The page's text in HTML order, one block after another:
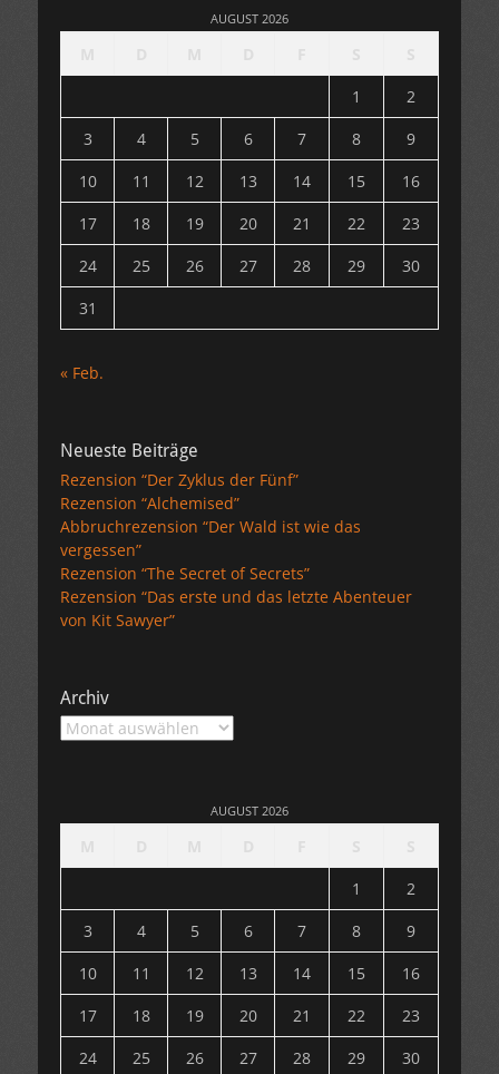
AUGUST 2026
1
2
3
4 5 6 7 8
9
10
11 12 13 14 15
16
17
18 19 20 21 22
23
24
25 26 27 28 29
30
31
« Feb.
Neueste Beiträge
Rezension “Der Zyklus der Fünf”
Rezension “Alchemised”
Abbruchrezension “Der Wald ist wie das
vergessen”
Rezension “The Secret of Secrets”
Rezension “Das erste und das letzte Abenteuer
von Kit Sawyer”
Archiv
Archiv
AUGUST 2026
1
2
3
4 5 6 7 8
9
10
11 12 13 14 15
16
17
18 19 20 21 22
23
24
25 26 27 28 29 30